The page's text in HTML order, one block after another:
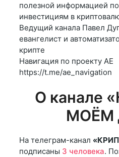
полезной информацией
инвестициям в
Ведущий канала Павел
евангелист и
крипте
Навигация по проекту АЕ
https://t.me/ae_navigation
О канале
МОЁМ
На телеграм-канал
подписаны 3 человека.